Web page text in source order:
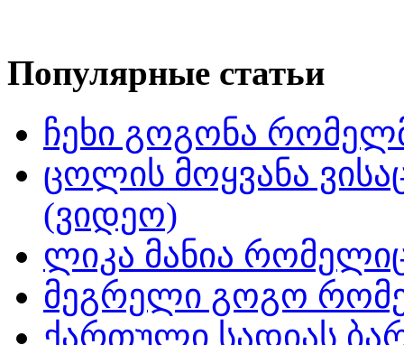
Популярные статьи
ჩეხი გოგონა
ცოლის მოყვანა
(ვიდეო)
ლიკა მანია
მეგრელი გოგო
ქართული სადიას